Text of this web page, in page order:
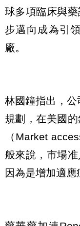
球多項臨床與
步邁向成為引
廠。
林國鐘指出，
規劃，在美國
（Market
般來說，市場准
因為是增加適應